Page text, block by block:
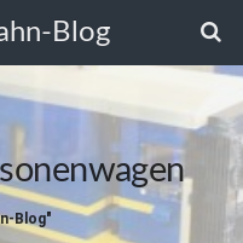
Blog
Blog"